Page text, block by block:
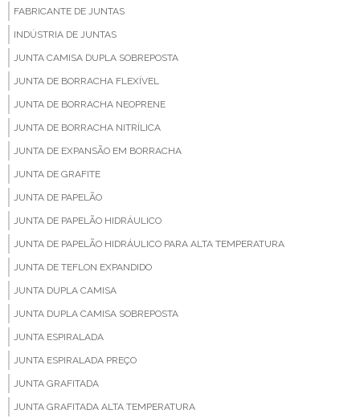
FABRICANTE DE JUNTAS
INDÚSTRIA DE JUNTAS
JUNTA CAMISA DUPLA SOBREPOSTA
JUNTA DE BORRACHA FLEXÍVEL
JUNTA DE BORRACHA NEOPRENE
JUNTA DE BORRACHA NITRÍLICA
JUNTA DE EXPANSÃO EM BORRACHA
JUNTA DE GRAFITE
JUNTA DE PAPELÃO
JUNTA DE PAPELÃO HIDRÁULICO
JUNTA DE PAPELÃO HIDRÁULICO PARA ALTA TEMPERATURA
JUNTA DE TEFLON EXPANDIDO
JUNTA DUPLA CAMISA
JUNTA DUPLA CAMISA SOBREPOSTA
JUNTA ESPIRALADA
JUNTA ESPIRALADA PREÇO
JUNTA GRAFITADA
JUNTA GRAFITADA ALTA TEMPERATURA